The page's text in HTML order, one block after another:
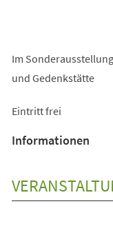
Im
und Gedenkstätte
Eintritt frei
Informationen